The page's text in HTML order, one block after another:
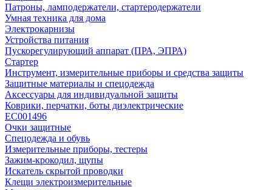
Патроны, ламподержатели, стартеродержатели
Умная техника для дома
Электрокарнизы
Устройства питания
Пускорегулирующий аппарат (ПРА, ЭПРА)
Стартер
Инструмент, измерительные приборы и средства защиты
Защитные материалы и спецодежда
Аксессуары для индивидуальной защиты
Коврики, перчатки, боты диэлектрические
EC001496
Очки защитные
Спецодежда и обувь
Измерительные приборы, тестеры
Зажим-крокодил, щупы
Искатель скрытой проводки
Клещи электроизмерительные